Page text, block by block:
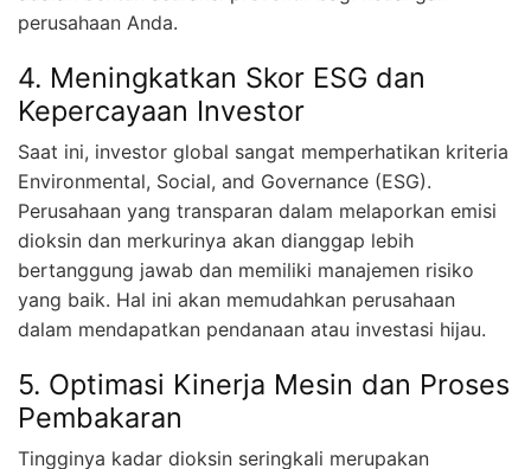
perusahaan Anda.
4. Meningkatkan Skor ESG dan
Kepercayaan Investor
Saat ini, investor global sangat memperhatikan kriteria
Environmental, Social, and Governance (ESG).
Perusahaan yang transparan dalam melaporkan emisi
dioksin dan merkurinya akan dianggap lebih
bertanggung jawab dan memiliki manajemen risiko
yang baik. Hal ini akan memudahkan perusahaan
dalam mendapatkan pendanaan atau investasi hijau.
5. Optimasi Kinerja Mesin dan Proses
Pembakaran
Tingginya kadar dioksin seringkali merupakan